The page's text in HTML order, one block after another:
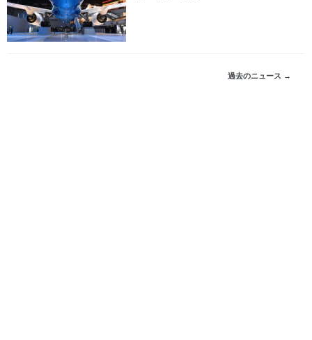
過去のニュース →